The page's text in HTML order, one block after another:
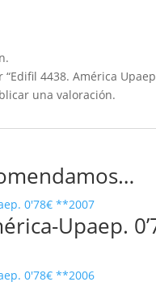
4438. América
una valoración.
Upaep.